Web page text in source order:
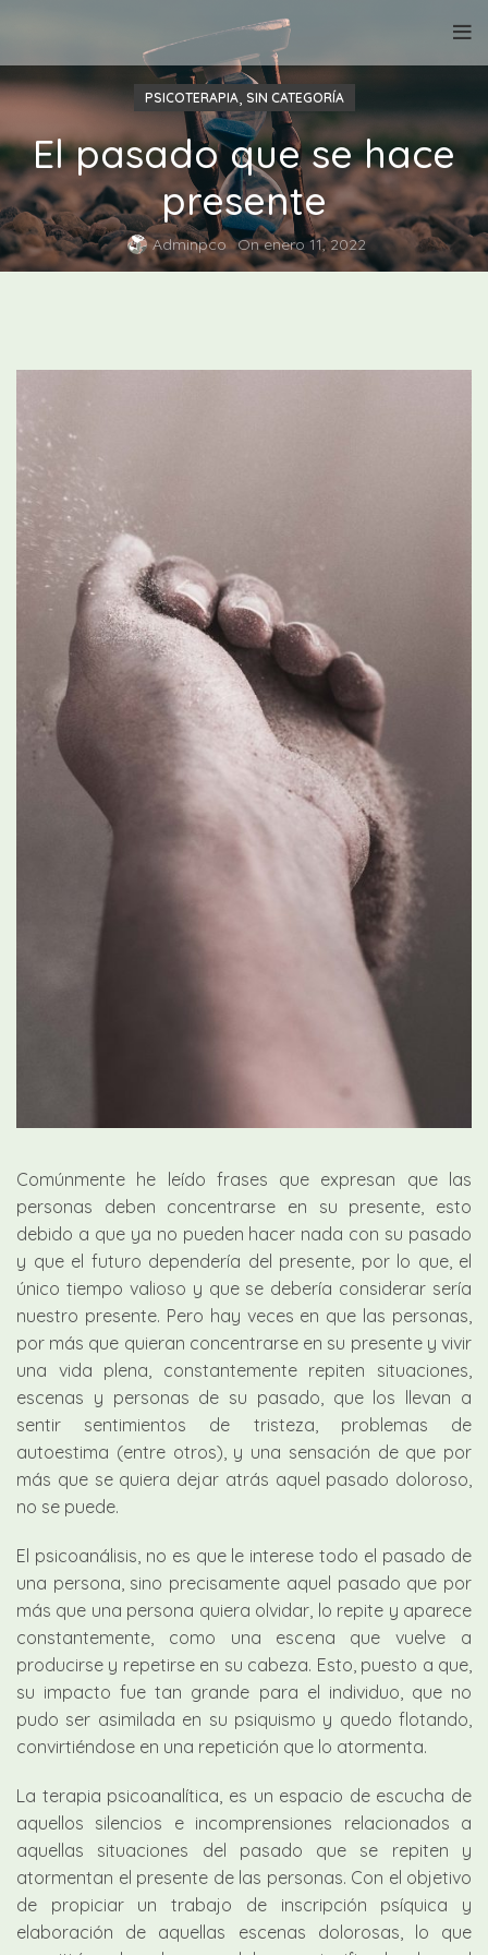
PSICOTERAPIA, SIN CATEGORÍA
El pasado que se hace
presente
Adminpco On enero 11, 2022
Comúnmente he leído frases que expresan que las
personas deben concentrarse en su presente, esto
debido a que ya no pueden hacer nada con su pasado
y que el futuro dependería del presente, por lo que, el
único tiempo valioso y que se debería considerar sería
nuestro presente. Pero hay veces en que las personas,
por más que quieran concentrarse en su presente y vivir
una vida plena, constantemente repiten situaciones,
escenas y personas de su pasado, que los llevan a
sentir sentimientos de tristeza, problemas de
autoestima (entre otros), y una sensación de que por
más que se quiera dejar atrás aquel pasado doloroso,
no se puede.
El psicoanálisis, no es que le interese todo el pasado de
una persona, sino precisamente aquel pasado que por
más que una persona quiera olvidar, lo repite y aparece
constantemente, como una escena que vuelve a
producirse y repetirse en su cabeza. Esto, puesto a que,
su impacto fue tan grande para el individuo, que no
pudo ser asimilada en su psiquismo y quedo flotando,
convirtiéndose en una repetición que lo atormenta.
La terapia psicoanalítica, es un espacio de escucha de
aquellos silencios e incomprensiones relacionados a
aquellas situaciones del pasado que se repiten y
atormentan el presente de las personas. Con el objetivo
de propiciar un trabajo de inscripción psíquica y
elaboración de aquellas escenas dolorosas, lo que